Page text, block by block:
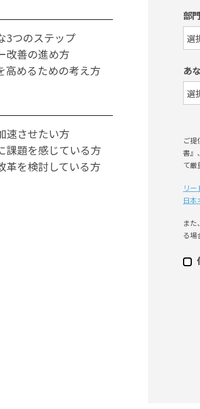
3つのステップ
改善の進め方
高めるための考え方
速させたい方
課題を感じている方
革を検討している方
部門
あ
ご提
書』
て厳
リー
日本
また
る場